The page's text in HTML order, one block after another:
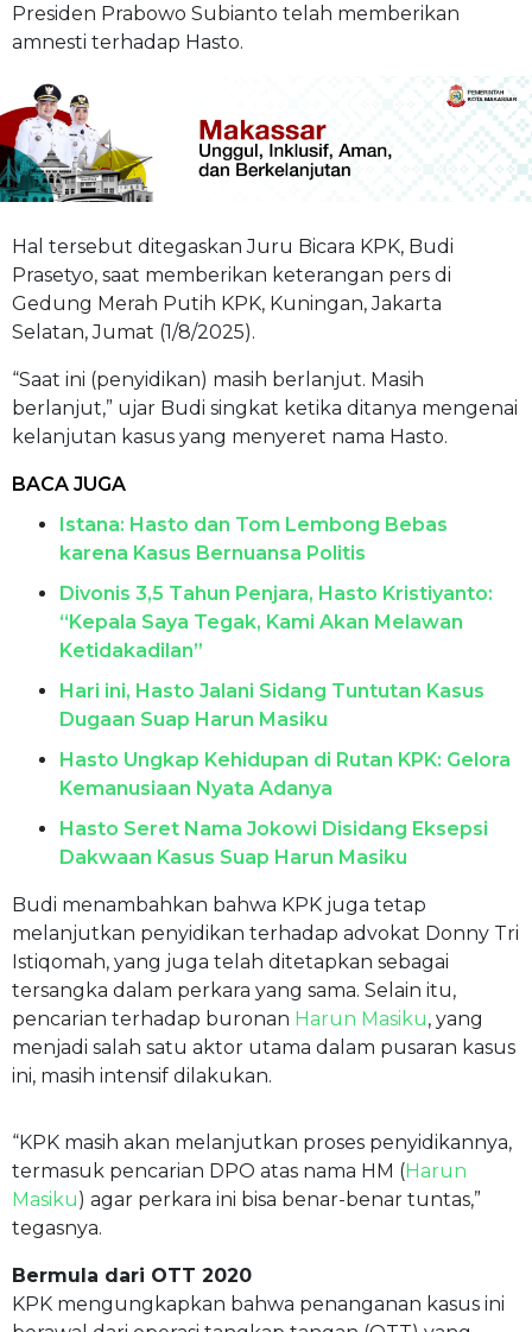
Presiden Prabowo Subianto telah memberikan
amnesti terhadap Hasto.
Hal tersebut ditegaskan Juru Bicara KPK, Budi
Prasetyo, saat memberikan keterangan pers di
Gedung Merah Putih KPK, Kuningan, Jakarta
Selatan, Jumat (1/8/2025).
“Saat ini (penyidikan) masih berlanjut. Masih
berlanjut,” ujar Budi singkat ketika ditanya mengenai
kelanjutan kasus yang menyeret nama Hasto.
BACA JUGA
Istana: Hasto dan Tom Lembong Bebas
karena Kasus Bernuansa Politis
Divonis 3,5 Tahun Penjara, Hasto Kristiyanto:
“Kepala Saya Tegak, Kami Akan Melawan
Ketidakadilan”
Hari ini, Hasto Jalani Sidang Tuntutan Kasus
Dugaan Suap Harun Masiku
Hasto Ungkap Kehidupan di Rutan KPK: Gelora
Kemanusiaan Nyata Adanya
Hasto Seret Nama Jokowi Disidang Eksepsi
Dakwaan Kasus Suap Harun Masiku
Budi menambahkan bahwa KPK juga tetap
melanjutkan penyidikan terhadap advokat Donny Tri
Istiqomah, yang juga telah ditetapkan sebagai
tersangka dalam perkara yang sama. Selain itu,
pencarian terhadap buronan Harun Masiku, yang
menjadi salah satu aktor utama dalam pusaran kasus
ini, masih intensif dilakukan.
“KPK masih akan melanjutkan proses penyidikannya,
termasuk pencarian DPO atas nama HM (Harun
Masiku) agar perkara ini bisa benar-benar tuntas,”
tegasnya.
Bermula dari OTT 2020
KPK mengungkapkan bahwa penanganan kasus ini